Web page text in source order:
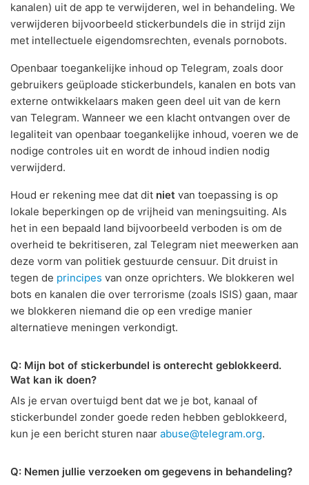
kanalen) uit de app te verwijderen, wel in behandeling. We
verwijderen bijvoorbeeld stickerbundels die in strijd zijn
met intellectuele eigendomsrechten, evenals pornobots.
Openbaar toegankelijke inhoud op Telegram, zoals door
gebruikers geüploade stickerbundels, kanalen en bots van
externe ontwikkelaars maken geen deel uit van de kern
van Telegram. Wanneer we een klacht ontvangen over de
legaliteit van openbaar toegankelijke inhoud, voeren we de
nodige controles uit en wordt de inhoud indien nodig
verwijderd.
Houd er rekening mee dat dit niet van toepassing is op
lokale beperkingen op de vrijheid van meningsuiting. Als
het in een bepaald land bijvoorbeeld verboden is om de
overheid te bekritiseren, zal Telegram niet meewerken aan
deze vorm van politiek gestuurde censuur. Dit druist in
tegen de principes van onze oprichters. We blokkeren wel
bots en kanalen die over terrorisme (zoals ISIS) gaan, maar
we blokkeren niemand die op een vredige manier
alternatieve meningen verkondigt.
Q: Mijn bot of stickerbundel is onterecht geblokkeerd.
Wat kan ik doen?
Als je ervan overtuigd bent dat we je bot, kanaal of
stickerbundel zonder goede reden hebben geblokkeerd,
kun je een bericht sturen naar abuse@telegram.org.
Q: Nemen jullie verzoeken om gegevens in behandeling?